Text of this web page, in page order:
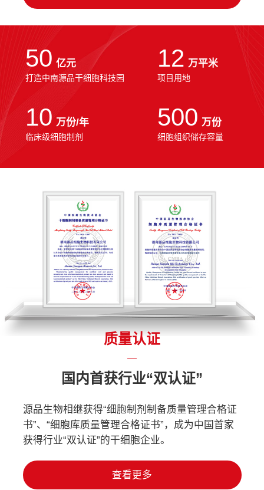
50 亿元
打造中南源品干细胞科技园
12 万平米
项目用地
10 万份/年
临床级细胞制剂
500 万份
细胞组织储存容量
质量认证
国内首获行业“双认证”
源品生物相继获得“细胞制剂制备质量管理合格证
书”、“细胞库质量管理合格证书”，成为中国首家
获得行业“双认证”的干细胞企业。
查看更多